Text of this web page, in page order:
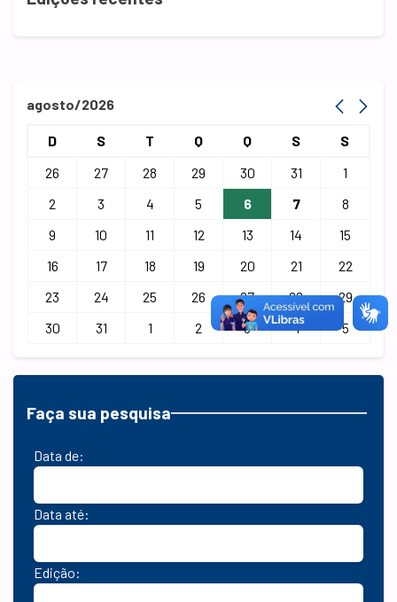
agosto/2026
D S T Q Q S
S
26
27 28 29 30 31
1
2
3 4 5 6 7
8
9
10 11 12 13 14
15
16
17 18 19 20 21
22
23
24 25 26 27 28
29
30
31 1 2 3 4 5
Faça sua pesquisa
Data de:
Data até:
Edição: